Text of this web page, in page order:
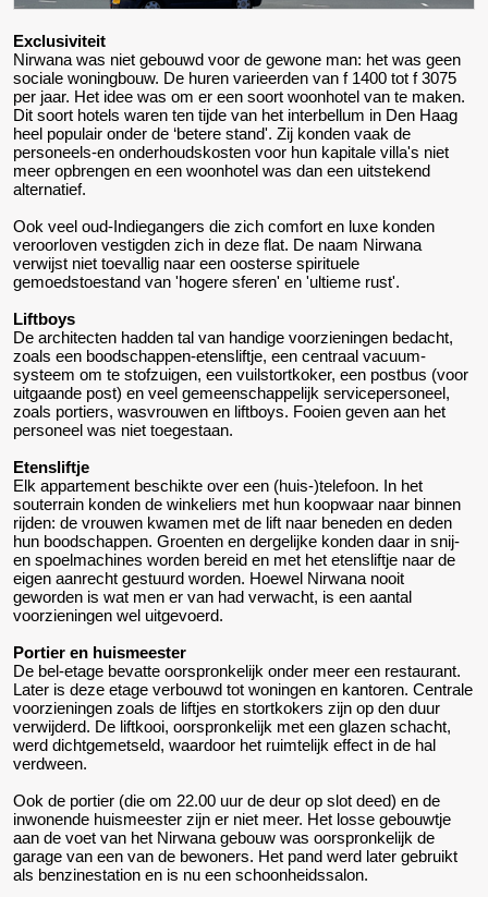
Exclusiviteit
Nirwana was niet gebouwd voor de gewone man: het was geen
sociale woningbouw. De huren varieerden van f 1400 tot f 3075
per jaar. Het idee was om er een soort woonhotel van te maken.
Dit soort hotels waren ten tijde van het interbellum in Den Haag
heel populair onder de ‘betere stand'. Zij konden vaak de
personeels-en onderhoudskosten voor hun kapitale villa's niet
meer opbrengen en een woonhotel was dan een uitstekend
alternatief.
Ook veel oud-Indiegangers die zich comfort en luxe konden
veroorloven vestigden zich in deze flat. De naam Nirwana
verwijst niet toevallig naar een oosterse spirituele
gemoedstoestand van 'hogere sferen' en 'ultieme rust'.
Liftboys
De architecten hadden tal van handige voorzieningen bedacht,
zoals een boodschappen-etensliftje, een centraal vacuum-
systeem om te stofzuigen, een vuilstortkoker, een postbus (voor
uitgaande post) en veel gemeenschappelijk servicepersoneel,
zoals portiers, wasvrouwen en liftboys. Fooien geven aan het
personeel was niet toegestaan.
Etensliftje
Elk appartement beschikte over een (huis-)telefoon. In het
souterrain konden de winkeliers met hun koopwaar naar binnen
rijden: de vrouwen kwamen met de lift naar beneden en deden
hun boodschappen. Groenten en dergelijke konden daar in snij-
en spoelmachines worden bereid en met het etensliftje naar de
eigen aanrecht gestuurd worden. Hoewel Nirwana nooit
geworden is wat men er van had verwacht, is een aantal
voorzieningen wel uitgevoerd.
Portier en huismeester
De bel-etage bevatte oorspronkelijk onder meer een restaurant.
Later is deze etage verbouwd tot woningen en kantoren. Centrale
voorzieningen zoals de liftjes en stortkokers zijn op den duur
verwijderd. De liftkooi, oorspronkelijk met een glazen schacht,
werd dichtgemetseld, waardoor het ruimtelijk effect in de hal
verdween.
Ook de portier (die om 22.00 uur de deur op slot deed) en de
inwonende huismeester zijn er niet meer. Het losse gebouwtje
aan de voet van het Nirwana gebouw was oorspronkelijk de
garage van een van de bewoners. Het pand werd later gebruikt
als benzinestation en is nu een schoonheidssalon.